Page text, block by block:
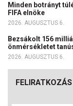
Minden botrányt
FIFA elnöke
2026. AUGUSZTUS 6.
Bezsákolt 156
önmérsékletet
2026. AUGUSZTUS 6.